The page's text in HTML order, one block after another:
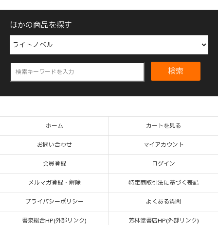
ほかの商品を探す
検索
ホーム カートを見る
お問い合わせ マイアカウント
会員登録 ログイン
メルマガ登録・解除 特定商取引法に基づく表記
プライバシーポリシー よくある質問
書泉総合HP(外部リンク) 芳林堂書店HP(外部リンク)